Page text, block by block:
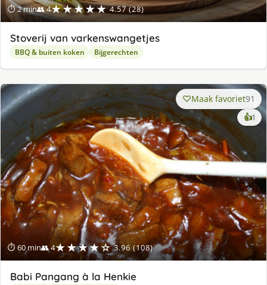
⏱ 2 min👥 4★★★★★ 4.57 (28)
Stoverij van varkenswangetjes
BBQ & buiten koken Bijgerechten
⏱ 60 min👥 4★★★★☆ 3.96 (108)
Maak favoriet91
👍1
Babi Pangang à la Henkie